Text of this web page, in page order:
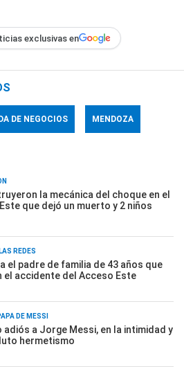
exclusivas en
DE NEGOCIOS MENDOZA
la mecánica del choque en el
que dejó un muerto y 2 niños
REDES
el padre de familia de 43 años que
el accidente del Acceso Este
DE MESSI
adiós a Jorge Messi, en la intimidad y
hermetismo